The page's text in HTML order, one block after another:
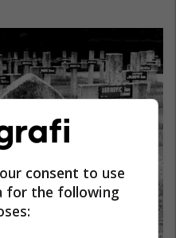
consent to use
for the following